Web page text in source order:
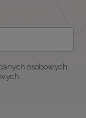
osobowych